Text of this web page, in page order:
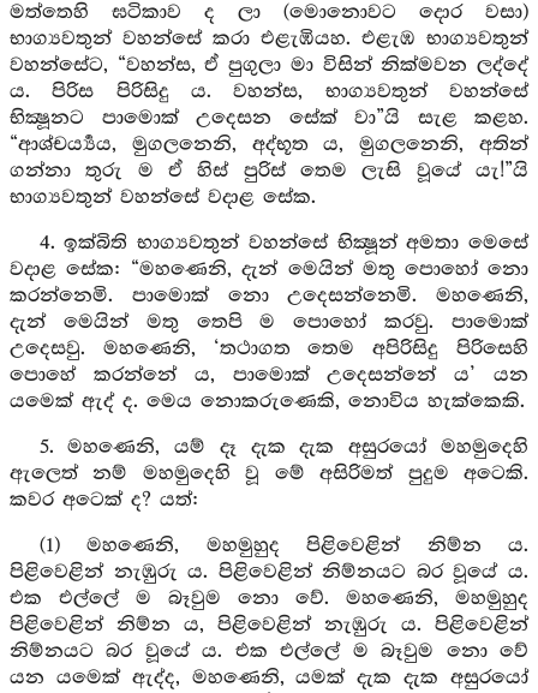
මත්තෙහි ඝටිකාව ද ලා (මොනොවට දොර වසා)
භාග්‍යවතුන් වහන්සේ කරා එළැඹියහ. එළැඹ භාග්‍යවතුන්
වහන්සේට, “වහන්ස, ඒ පුගුලා මා විසින් නික්මවන ලද්දේ
ය. පිරිස පිරිසිදු ය. වහන්ස, භාග්‍යවතුන් වහන්සේ
භික්‍ෂූනට පාමොක් උදෙසන සේක් වා”යි සැළ කළහ.
“ආශ්චර්‍ය්‍යය, මුගලනෙනි, අද්භූත ය, මුගලනෙනි, අතින්
ගන්නා තුරු ම ඒ හිස් පුරිස් තෙම ලැසි වූයේ යැ!”යි
භාග්‍යවතුන් වහන්සේ වදාළ සේක.
4. ඉක්බිති භාග්‍යවතුන් වහන්සේ භික්‍ෂූන් අමතා මෙසේ
වදාළ සේක: “මහණෙනි, දැන් මෙයින් මතු පොහෝ නො
කරන්නෙමි. පාමොක් නො උදෙසන්නෙමි. මහණෙනි,
දැන් මෙයින් මතු තෙපි ම පොහෝ කරවු. පාමොක්
උදෙසවු. මහණෙනි, ‘තථාගත තෙම අපිරිසිදු පිරිසෙහි
පොහේ කරන්නේ ය, පාමොක් උදෙසන්නේ ය’ යන
යමෙක් ඇද් ද. මෙය නොකරුණෙකි, නොවිය හැක්කෙකි.
5. මහණෙනි, යම් දෑ දැක දැක අසුරයෝ මහමුදෙහි
ඇලෙත් නම් මහමුදෙහි වූ මේ අසිරිමත් පුදුම අටෙකි.
කවර අටෙක් ද? යත්:
(1) මහණෙනි, මහමුහුද පිළිවෙළින් නිම්න ය.
පිළිවෙළින් නැඹුරු ය. පිළිවෙළින් නිම්නයට බර වූයේ ය.
එක එල්ලේ ම බෑවුම නො වේ. මහණෙනි, මහමුහුද
පිළිවෙළින් නිම්න ය, පිළිවෙළින් නැඹුරු ය. පිළිවෙළින්
නිම්නයට බර වූයේ ය. එක එල්ලේ ම බෑවුම නො වේ
යන යමෙක් ඇද්ද, මහණෙනි, යමක් දැක දැක අසුරයෝ